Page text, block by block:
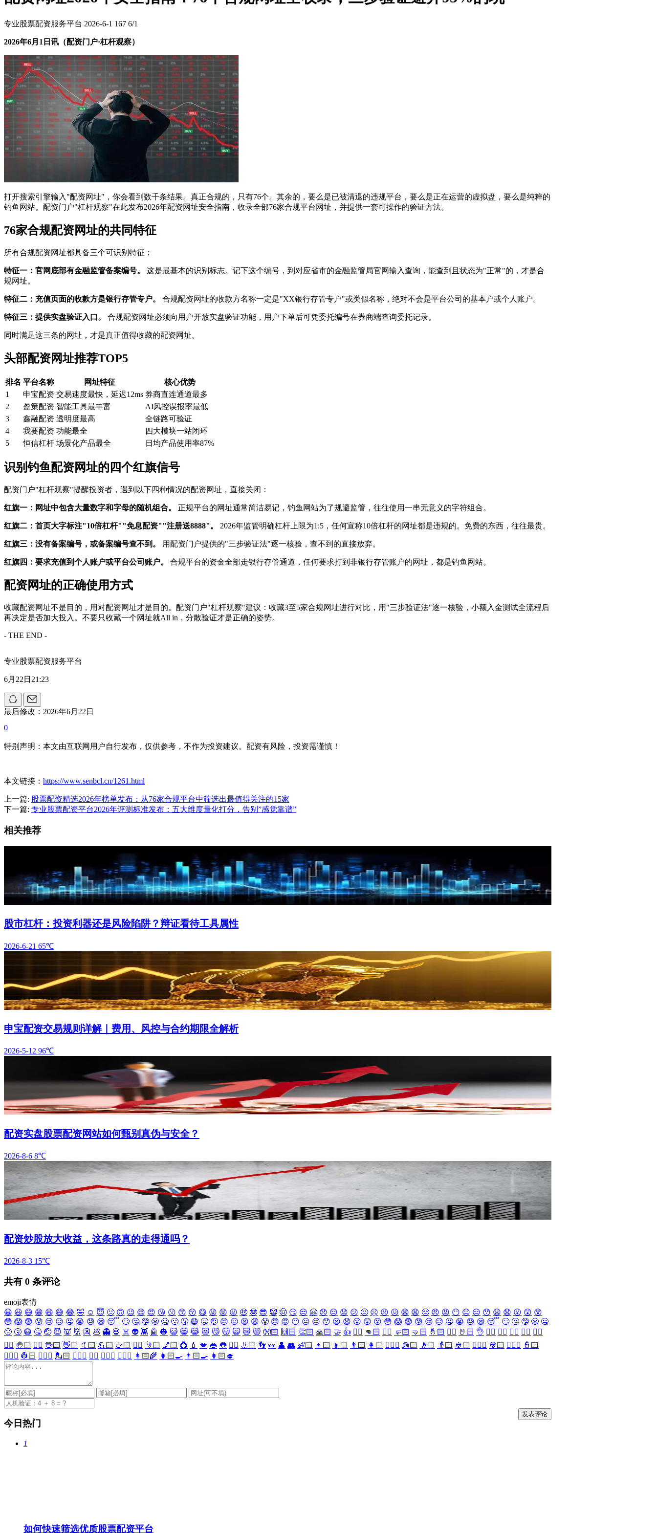
专业股票配资服务平台 2026-6-1 167 6/1
2026年6月1日讯（配资门户·杠杆观察）
打开搜索引擎输入"配资网址"，你会看到数千条结果。真正合规的，只有76个。其余的，要么是已被清退的违规平台，要么是正在运营的虚拟盘，要么是纯粹的
钓鱼网站。配资门户"杠杆观察"在此发布2026年配资网址安全指南，收录全部76家合规平台网址，并提供一套可操作的验证方法。
76家合规配资网址的共同特征
所有合规配资网址都具备三个可识别特征：
特征一：官网底部有金融监管备案编号。
这是最基本的识别标志。记下这个编号，到对应省市的金融监管局官网输入查询，能查到且状态为"正常"的，才是合
规网址。
特征二：充值页面的收款方是银行存管专户。 合规配资网址的收款方名称一定是"XX银行存管专户"或类似名称，绝对不会是平台公司的基本户或个人账户。
特征三：提供实盘验证入口。 合规配资网址必须向用户开放实盘验证功能，用户下单后可凭委托编号在券商端查询委托记录。
同时满足这三条的网址，才是真正值得收藏的配资网址。
头部配资网址推荐TOP5
排名 平台名称 网址特征
核心优势
1
申宝配资 交易速度最快，延迟12ms 券商直连通道最多
2
盈策配资 智能工具最丰富
AI风控误报率最低
3
鑫融配资 透明度最高
全链路可验证
4
我要配资 功能最全
四大模块一站闭环
5
恒信杠杆 场景化产品最全 日均产品使用率87%
识别钓鱼配资网址的四个红旗信号
配资门户"杠杆观察"提醒投资者，遇到以下四种情况的配资网址，直接关闭：
红旗一：网址中包含大量数字和字母的随机组合。 正规平台的网址通常简洁易记，钓鱼网站为了规避监管，往往使用一串无意义的字符组合。
红旗二：首页大字标注"10倍杠杆""免息配资""注册送8888"。 2026年监管明确杠杆上限为1:5，任何宣称10倍杠杆的网址都是违规的。免费的东西，往往最贵。
红旗三：没有备案编号，或备案编号查不到。 用配资门户提供的"三步验证法"逐一核验，查不到的直接放弃。
红旗四：要求充值到个人账户或平台公司账户。 合规平台的资金全部走银行存管通道，任何要求打到非银行存管账户的网址，都是钓鱼网站。
配资网址的正确使用方式
收藏配资网址不是目的，用对配资网址才是目的。配资门户"杠杆观察"建议：收藏3至5家合规网址进行对比，用"三步验证法"逐一核验，小额入金测试全流程后
再决定是否加大投入。不要只收藏一个网址就All in，分散验证才是正确的姿势。
- THE END -
专业股票配资服务平台
6月22日21:23
最后修改：2026年6月22日
0
特别声明：本文由互联网用户自行发布，仅供参考，不作为投资建议。配资有风险，投资需谨慎！
本文链接： https://www.senbcl.cn/1261.html
上一篇: 股票配资精选2026年榜单发布：从76家合规平台中筛选出最值得关注的15家
下一篇: 专业股票配资平台2026年评测标准发布：五大维度量化打分，告别”感觉靠谱”
相关推荐
股市杠杆：投资利器还是风险陷阱？辩证看待工具属性
2026-6-21 65℃
申宝配资交易规则详解｜费用、风控与合约期限全解析
2026-5-12 96℃
配资实盘股票配资网站如何甄别真伪与安全？
2026-8-6 8℃
配资炒股放大收益，这条路真的走得通吗？
2026-8-3 15℃
共有 0 条评论
emoji表情
😀 😃 😄 😁 😆 😅 😂 🤣 ☺️ 😇 🙂 🙃 😉 😌 😍 😘 😗 😙 😚 😋 😜 😝 😛 🤑 🤓 😎 🤡 🤠 😏 😒 🤗 😞 😔 😟 😕 🙁 ☹️ 😣 😖 😫 😩 😤 😠 😡 😶 😐 😑 😯 😦 😧 😮 😲 😵
😳 😱 😨 😰 😢 😥 🤤 😭 😓 😪 😴 🙄 🤔 🤥 😬 🤐 🤢 🤧 😷 🤒 🤕 😣 😖 😫 😩 😤 😠 😡 😶 😐 😑 😯 😦 😧 😮 😲 😵 😳 😱 😨 😰 😢 😥 🤤 😭 😓 😪 😴 🙄 🤔 🤥 😬 🤐
🤢 🤧 😷 🤒 🤕 😈 👿 👹 👺 💩 👻 💀 ☠️ 👽 👾 🤖 🎃 😺 😸 😹 😻 😼 😽 🙀 😿 😾 👐🏻 🙌🏻 👏🏻 🙏🏻 🤝 👍 👎🏻 👊🏻 ✊🏻 🤛🏻 🤜🏻 🤞🏻 ✌🏻 🤘🏻 👌 👈🏻 👉🏻 👆🏻 👇🏻 ☝🏻
✋🏻 🤚🏻 🖐🏻 🖖🏻 👋🏻 🤙🏻 💪🏻 🖕🏻 ✍🏻 🤳🏻 💅🏻 💍 💄 💋 👄 👅 👂🏻 👃🏻 👣 👀 👤 👥 👶🏻 👦🏻 👧🏻 👨🏻 👩🏻 👱🏻‍♀️ 👱🏻 👴🏻 👵🏻 👲🏻 👳🏻‍♀️ 👳🏻 👮🏻‍♀️ 👮🏻
👷🏻‍♀️ 👷🏻 💂🏻‍♀️ 💂🏻 🕵🏻‍♀️ 🕵🏻 👩🏻‍⚕️ 👨🏻‍⚕️ 👩🏻‍🌾 👩🏻‍🍳 👨🏻‍🍳 👩🏻‍🎓
今日热门
1
如何快速筛选优质股票配资平台